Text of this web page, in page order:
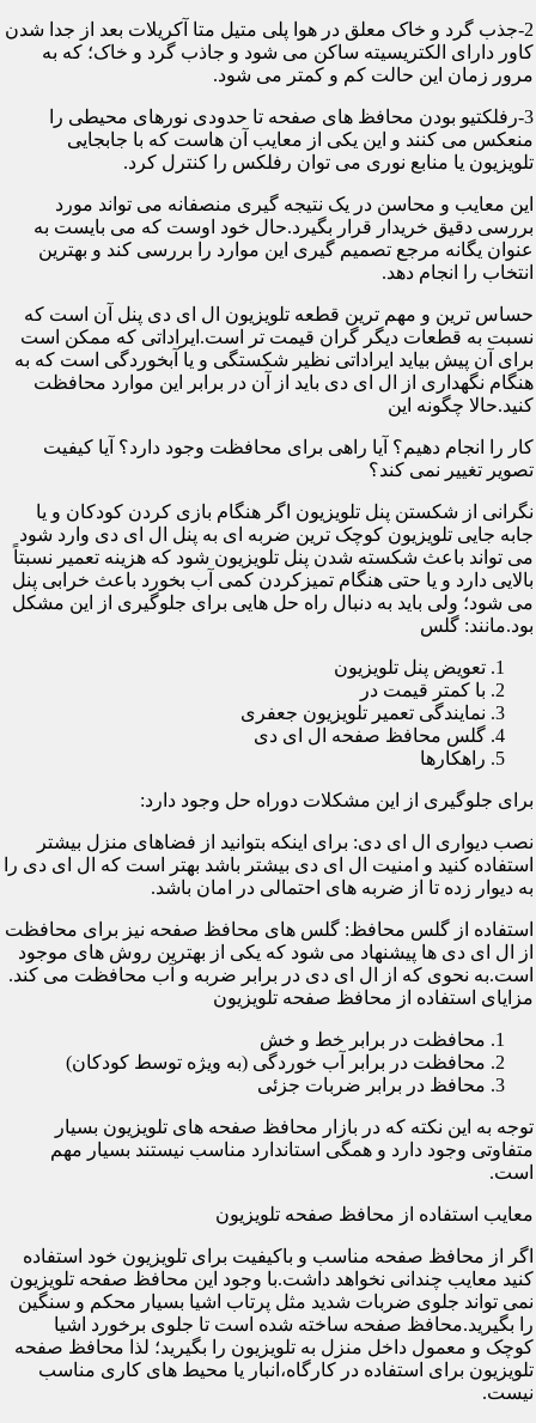
2-جذب گرد و خاک معلق در هوا پلی متیل متا آکریلات بعد از جدا شدن
کاور دارای الکتریسیته ساکن می شود و جاذب گرد و خاک؛ که به
مرور زمان این حالت کم و کمتر می شود.
3-رفلکتیو بودن محافظ های صفحه تا حدودی نورهای محیطی را
منعکس می کنند و این یکی از معایب آن هاست که با جابجایی
تلویزیون یا منابع نوری می توان رفلکس را کنترل کرد.
این معایب و محاسن در یک نتیجه گیری منصفانه می تواند مورد
بررسی دقیق خریدار قرار بگیرد.حال خود اوست که می بایست به
عنوان یگانه مرجع تصمیم گیری این موارد را بررسی کند و بهترین
انتخاب را انجام دهد.
حساس ترین و مهم ترین قطعه تلویزیون ال ای دی پنل آن است که
نسبت به قطعات دیگر گران قیمت تر است.ایراداتی که ممکن است
برای آن پیش بیاید ایراداتی نظیر شکستگی و یا آبخوردگی است که به
هنگام نگهداری از ال ای دی باید از آن در برابر این موارد محافظت
کنید.حالا چگونه این
کار را انجام دهیم؟ آیا راهی برای محافظت وجود دارد؟ آیا کیفیت
تصویر تغییر نمی کند؟
نگرانی از شکستن پنل تلویزیون اگر هنگام بازی کردن کودکان و یا
جابه جایی تلویزیون کوچک ترین ضربه ای به پنل ال ای دی وارد شود
می تواند باعث شکسته شدن پنل تلویزیون شود که هزینه تعمیر نسبتاً
بالایی دارد و یا حتی هنگام تمیزکردن کمی آب بخورد باعث خرابی پنل
می شود؛ ولی باید به دنبال راه حل هایی برای جلوگیری از این مشکل
بود.مانند: گلس
تعویض پنل تلویزیون
با کمتر قیمت در
نمایندگی تعمیر تلویزیون جعفری
گلس محافظ صفحه ال ای دی
راهکارها
برای جلوگیری از این مشکلات دوراه حل وجود دارد:
نصب دیواری ال ای دی: برای اینکه بتوانید از فضاهای منزل بیشتر
استفاده کنید و امنیت ال ای دی بیشتر باشد بهتر است که ال ای دی را
به دیوار زده تا از ضربه های احتمالی در امان باشد.
استفاده از گلس محافظ: گلس های محافظ صفحه نیز برای محافظت
از ال ای دی ها پیشنهاد می شود که یکی از بهترین روش های موجود
است.به نحوی که از ال ای دی در برابر ضربه و آب محافظت می کند.
مزایای استفاده از محافظ صفحه تلویزیون
محافظت در برابر خط و خش
محافظت در برابر آب خوردگی (به ویژه توسط کودکان)
محافظ در برابر ضربات جزئی
توجه به این نکته که در بازار محافظ صفحه های تلویزیون بسیار
متفاوتی وجود دارد و همگی استاندارد مناسب نیستند بسیار مهم
است.
معایب استفاده از محافظ صفحه تلویزیون
اگر از محافظ صفحه مناسب و باکیفیت برای تلویزیون خود استفاده
کنید معایب چندانی نخواهد داشت.با وجود این محافظ صفحه تلویزیون
نمی تواند جلوی ضربات شدید مثل پرتاب اشیا بسیار محکم و سنگین
را بگیرید.محافظ صفحه ساخته شده است تا جلوی برخورد اشیا
کوچک و معمول داخل منزل به تلویزیون را بگیرید؛ لذا محافظ صفحه
تلویزیون برای استفاده در کارگاه،انبار یا محیط های کاری مناسب
نیست.